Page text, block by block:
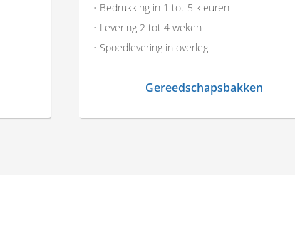
• Bedrukking in 1 tot 5 kleuren
• Levering 2 tot 4 weken
• Spoedlevering in overleg
Gereedschapsbakken